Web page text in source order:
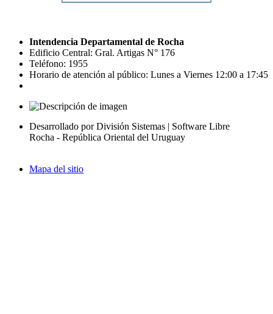
Intendencia Departamental de Rocha
Edificio Central: Gral. Artigas N° 176
Teléfono: 1955
Horario de atención al público: Lunes a Viernes 12:00 a 17:45
Desarrollado por División Sistemas | Software Libre
Rocha - República Oriental del Uruguay
Mapa del sitio